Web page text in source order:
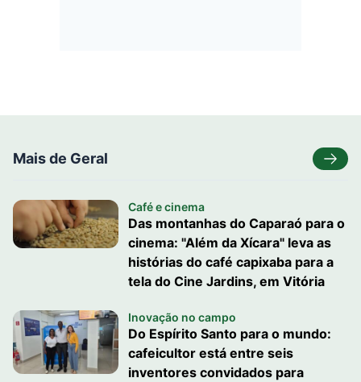
Mais de Geral
Café e cinema
Das montanhas do Caparaó para o
cinema: "Além da Xícara" leva as
histórias do café capixaba para a
tela do Cine Jardins, em Vitória
Inovação no campo
Do Espírito Santo para o mundo:
cafeicultor está entre seis
inventores convidados para